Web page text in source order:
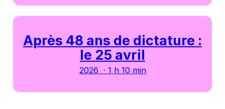
Après 48 ans de dictature :
le 25 avril
2026 · 1 h 10 min